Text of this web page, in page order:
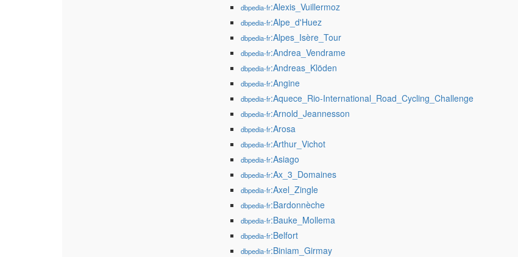
dbpedia-fr:Alexis_Vuillermoz
dbpedia-fr:Alpe_d'Huez
dbpedia-fr:Alpes_Isère_Tour
dbpedia-fr:Andrea_Vendrame
dbpedia-fr:Andreas_Klöden
dbpedia-fr:Angine
dbpedia-fr:Aquece_Rio-International_Road_Cycling_Challenge
dbpedia-fr:Arnold_Jeannesson
dbpedia-fr:Arosa
dbpedia-fr:Arthur_Vichot
dbpedia-fr:Asiago
dbpedia-fr:Ax_3_Domaines
dbpedia-fr:Axel_Zingle
dbpedia-fr:Bardonnèche
dbpedia-fr:Bauke_Mollema
dbpedia-fr:Belfort
dbpedia-fr:Biniam_Girmay